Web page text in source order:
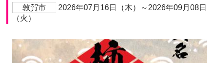
敦賀市
2026年07月16日（木）～2026年09月08日
（火）